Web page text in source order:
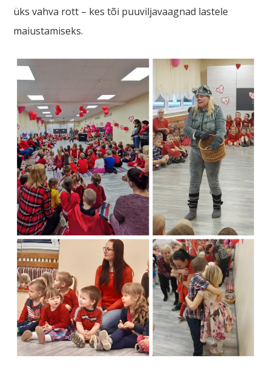
üks vahva rott – kes tõi puuviljavaagnad lastele
maiustamiseks.